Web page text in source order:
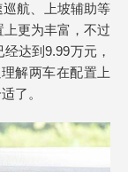
航、上坡辅助等
更为丰富，不过
达到9.99万元，
解两车在配置上
了。